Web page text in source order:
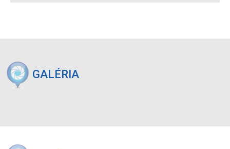
GALÉRIA